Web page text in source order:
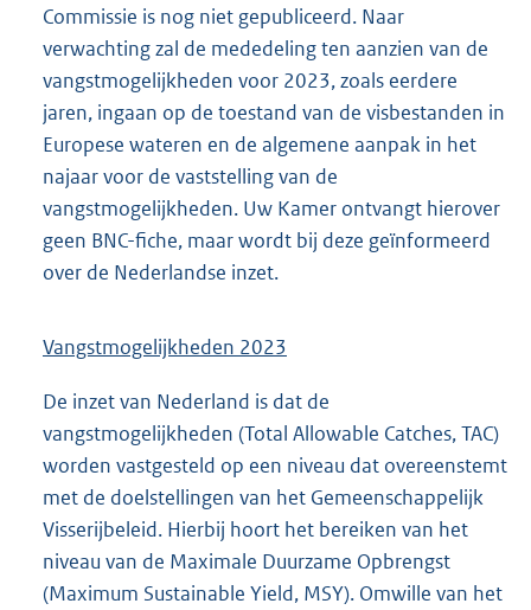
Commissie is nog niet gepubliceerd. Naar
verwachting zal de mededeling ten aanzien van de
vangstmogelijkheden voor 2023, zoals eerdere
jaren, ingaan op de toestand van de visbestanden in
Europese wateren en de algemene aanpak in het
najaar voor de vaststelling van de
vangstmogelijkheden. Uw Kamer ontvangt hierover
geen BNC-fiche, maar wordt bij deze geïnformeerd
over de Nederlandse inzet.
Vangstmogelijkheden 2023
De inzet van Nederland is dat de
vangstmogelijkheden (Total Allowable Catches, TAC)
worden vastgesteld op een niveau dat overeenstemt
met de doelstellingen van het Gemeenschappelijk
Visserijbeleid. Hierbij hoort het bereiken van het
niveau van de Maximale Duurzame Opbrengst
(Maximum Sustainable Yield, MSY). Omwille van het